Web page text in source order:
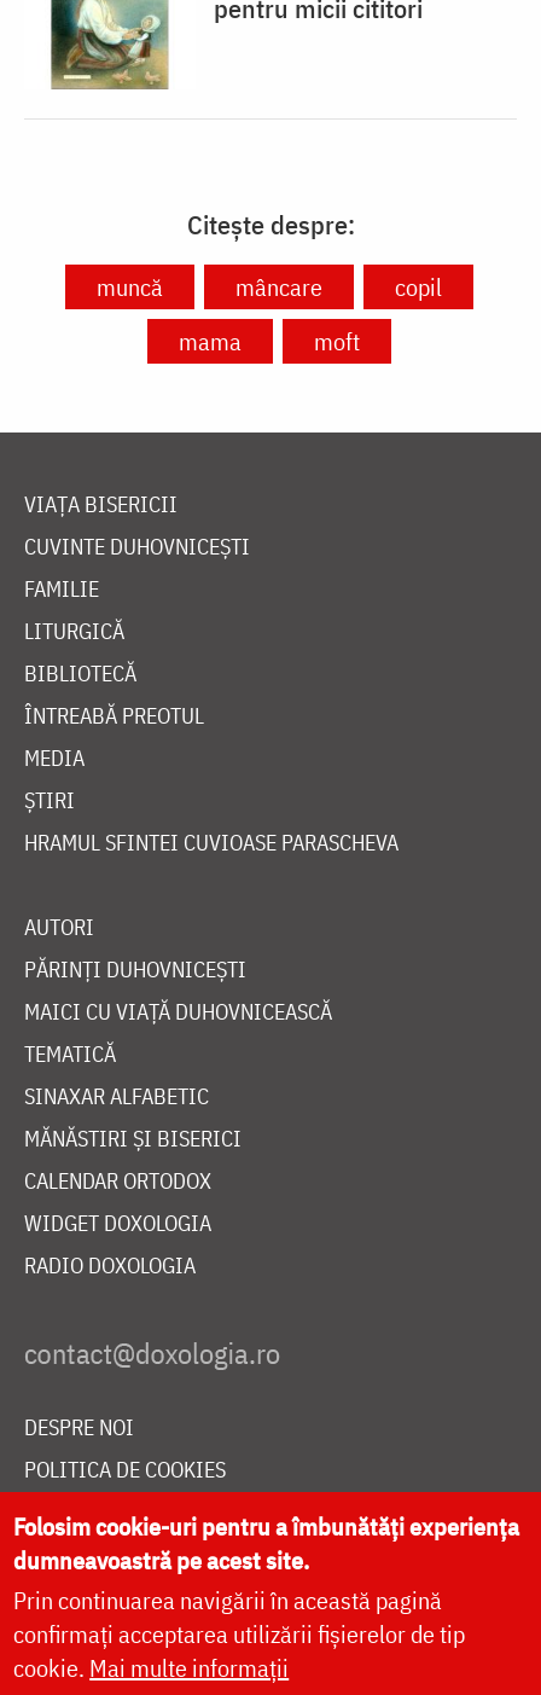
pentru micii cititori
Citește despre:
muncă mâncare
copil
mama
moft
VIAȚA BISERICII
CUVINTE DUHOVNICEȘTI
FAMILIE
LITURGICĂ
BIBLIOTECĂ
ÎNTREABĂ PREOTUL
MEDIA
ȘTIRI
HRAMUL SFINTEI CUVIOASE PARASCHEVA
AUTORI
PĂRINȚI DUHOVNICEȘTI
MAICI CU VIAȚĂ DUHOVNICEASCĂ
TEMATICĂ
SINAXAR ALFABETIC
MĂNĂSTIRI ȘI BISERICI
CALENDAR ORTODOX
WIDGET DOXOLOGIA
RADIO DOXOLOGIA
DESPRE NOI
POLITICA DE COOKIES
DONEAZĂ ONLINE PENTRU CATEDRALA NAȚIONALĂ
LIVE
Folosim cookie-uri pentru a îmbunătăți experiența
dumneavoastră pe acest site.
Prin continuarea navigării în această pagină
confirmați acceptarea utilizării fișierelor de tip
cookie. Mai multe informații